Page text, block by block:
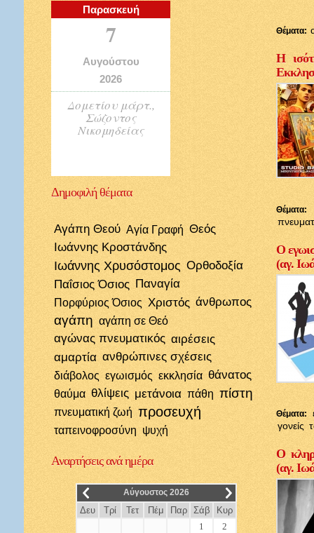
Παρασκευή
7
Αυγούστου
2026
Δομετίου μάρτ.,
Σώζοντος
Νικομηδείας
Δημοφιλήθέματα
Αγάπη Θεού Αγία Γραφή Θεός
Ιωάννης Κροστάνδης
Ιωάννης Χρυσόστομος Ορθοδοξία
Παΐσιος Όσιος Παναγία
Πορφύριος Όσιος Χριστός άνθρωπος
αγάπη αγάπη σε Θεό
αγώνας πνευματικός αιρέσεις
αμαρτία ανθρώπινες σχέσεις
διάβολος εγωισμός εκκλησία θάνατος
θαύμα θλίψεις μετάνοια πάθη πίστη
πνευματική ζωή προσευχή
ταπεινοφροσύνη ψυχή
Αναρτήσειςανά ημέρα
__ Αύγουστος 2026 __
Δευ Τρί Τετ Πέμ Παρ Σάβ
Κυρ
1
2
Θέματα:
Η
Θέματα:
Ο
(αγ.
Θέματα:
γονείς
Ο
(αγ.